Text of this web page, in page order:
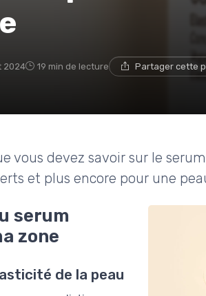
2024 19 min de lecture Partager cette
vous devez savoir sur le
et plus encore pour une
serum
zone
de la peau